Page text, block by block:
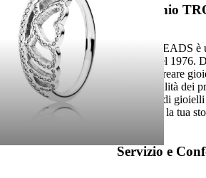
Il Marchio
TROLLBEADS è
fondato nel 1976.
orafi per creare
componibilità dei
creazione di
raccontare la tua
Servizio e